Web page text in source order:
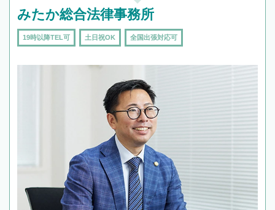
みたか総合法律事務所
19時以降TEL可 土日祝OK 全国出張対応可